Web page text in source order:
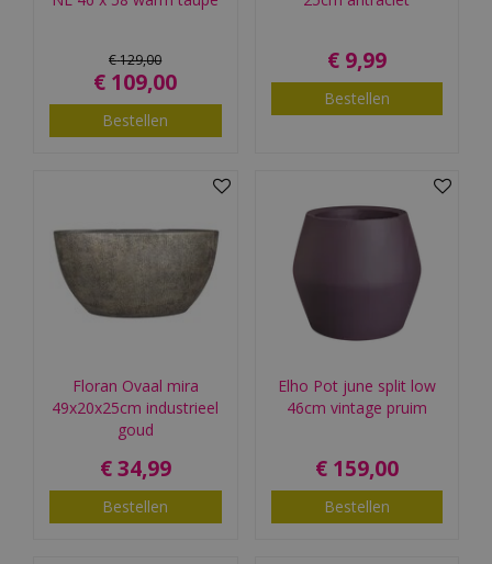
€129,00
€ 109,00
Bestellen
€ 9,99
Bestellen
Floran Ovaal mira
49x20x25cm industrieel
goud
€ 34,99
Bestellen
Elho Pot june split low
46cm vintage pruim
€ 159,00
Bestellen